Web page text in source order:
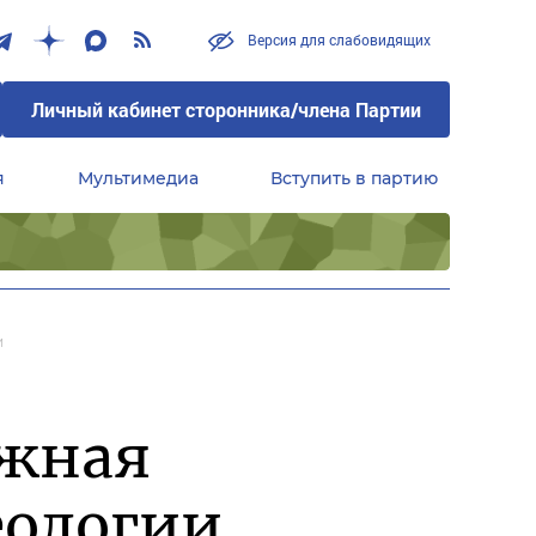
Версия для слабовидящих
Личный кабинет сторонника/члена Партии
Мультимедиа Вступить в партию